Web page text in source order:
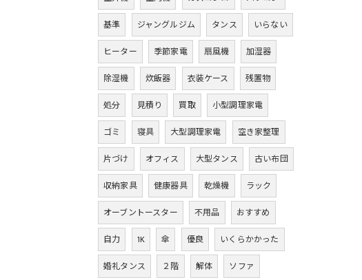
基準
ジャングルジム タンス
いらない
ヒーター
季節家電 扇風機
加湿器
除湿機
炊飯器 衣装ケース
残置物
処分
見積り 買取
小型調理家電
ゴミ
寝具 大型調理家電
空き家整理
片づけ
オフィス 大型タンス
古い布団
収納家具
健康器具 乾燥機
ラック
オーブントースター
不用品
おすすめ
自力
1K 傘 優良
いくらかかった
婚礼タンス
２階 解体
ソファ